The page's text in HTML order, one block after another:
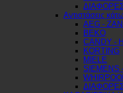
Αντιστάσεις
AEG -
BEKO
CANDY -
KORTING
MIELE
SIEMENS